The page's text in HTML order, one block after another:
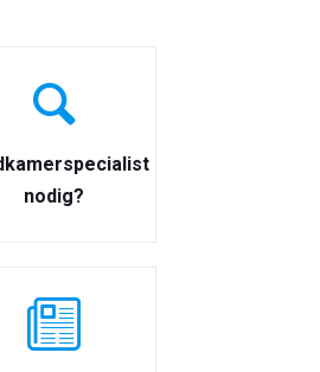
nodig?